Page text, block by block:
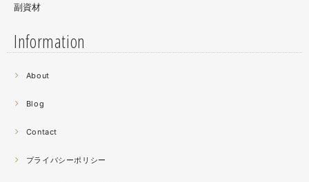
螺鈿細工の工程。青みの強い鮑貝を使ってステンドグラス
曲面に螺鈿するためには貝も小さなカケラを使う必要が...
昔作った２０００ピースのジグソーパズルを思い出す。ひ
副資材
Information
About
Blog
Contact
プライバシーポリシー